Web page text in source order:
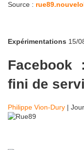
Source :
Expérimentations 15/
Facebook
fini de
Philippe Vion-Dury |